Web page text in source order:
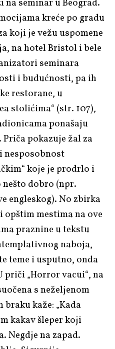
seminar u Beograd.
kreće po gradu
koji je vežu uspomene
na hotel Bristol i bele
seminara
i budućnosti, pa ih
restorane, u
stolićima“ (str. 107),
ponašaju
pokazuje žal za
nesposobnost
koje je prodrlo i
nešto dobro (npr.
engleskog). No zbirka
mestima na ove
praznine u tekstu
naboja,
teme i usputno, onda
priči „Horror vacui“, na
s neželjenom
kaže: „Kada
kakav šleper koji
Negdje na zapad.